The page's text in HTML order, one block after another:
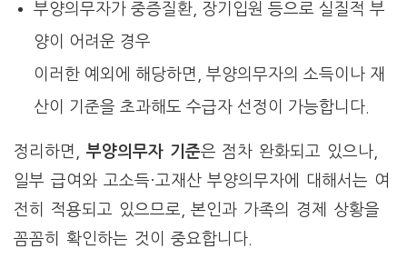
부양의무자가 중증질환, 장기입원 등으로 실질적 부
양이 어려운 경우
이러한 예외에 해당하면, 부양의무자의 소득이나 재
산이 기준을 초과해도 수급자 선정이 가능합니다.
정리하면, 부양의무자 기준은 점차 완화되고 있으나,
일부 급여와 고소득·고재산 부양의무자에 대해서는 여
전히 적용되고 있으므로, 본인과 가족의 경제 상황을
꼼꼼히 확인하는 것이 중요합니다.